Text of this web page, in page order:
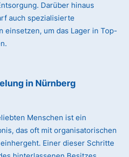
Darüber hinaus
auch spezialisierte
einsetzen, um das Lager in Top-
in Nürnberg
Menschen ist ein
das oft mit organisatorischen
Einer dieser Schritte